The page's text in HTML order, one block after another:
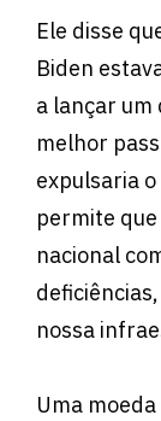
Ele disse
Biden
a lançar um
melhor
expulsaria
permite
nacional
nossa
Uma